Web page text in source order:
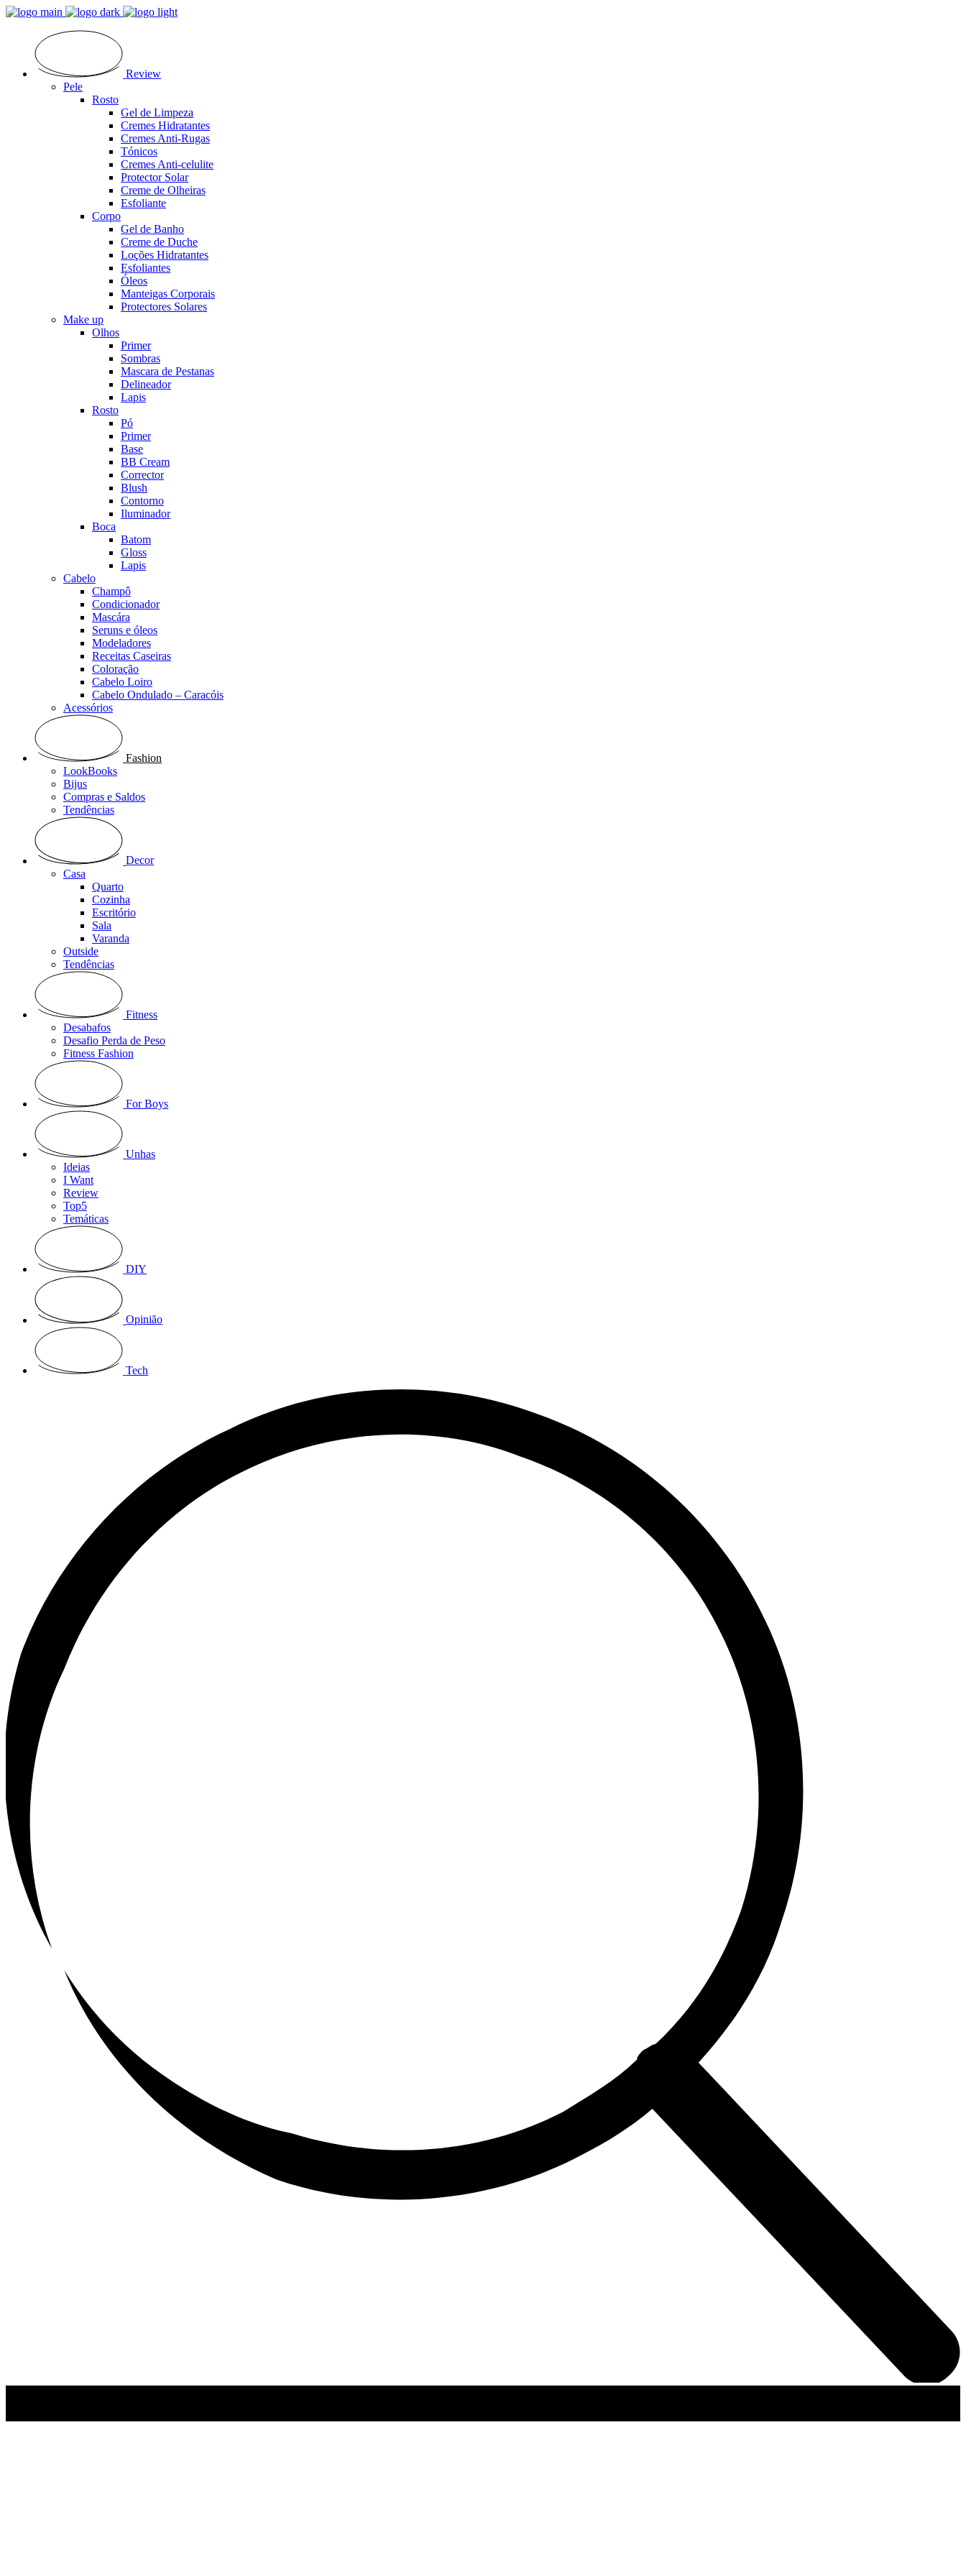
Review
Pele
Rosto
Gel de Limpeza
Cremes Hidratantes
Cremes Anti-Rugas
Tónicos
Cremes Anti-celulite
Protector Solar
Creme de Olheiras
Esfoliante
Corpo
Gel de Banho
Creme de Duche
Loções Hidratantes
Esfoliantes
Óleos
Manteigas Corporais
Protectores Solares
Make up
Olhos
Primer
Sombras
Mascara de Pestanas
Delineador
Lapis
Rosto
Pó
Primer
Base
BB Cream
Corrector
Blush
Contorno
Iluminador
Boca
Batom
Gloss
Lapis
Cabelo
Champô
Condicionador
Mascára
Seruns e óleos
Modeladores
Receitas Caseiras
Coloração
Cabelo Loiro
Cabelo Ondulado – Caracóis
Acessórios
Fashion
LookBooks
Bijus
Compras e Saldos
Tendências
Decor
Casa
Quarto
Cozinha
Escritório
Sala
Varanda
Outside
Tendências
Fitness
Desabafos
Desafio Perda de Peso
Fitness Fashion
For Boys
Unhas
Ideias
I Want
Review
Top5
Temáticas
DIY
Opinião
Tech